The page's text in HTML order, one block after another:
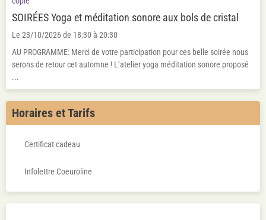
SOIRÉES Yoga et méditation sonore aux bols de cristal
Le 23/10/2026de 18:30 à 20:30
AU PROGRAMME: Merci de votre participation pour ces belle soirée nous
serons de retour cet automne ! L’atelier yoga méditation sonore proposé
...
Horaires et Tarifs
Certificat cadeau
Infolettre Coeuroline